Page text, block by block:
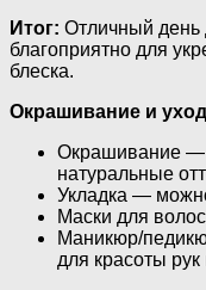
Итог: Отличный день
благоприятно для
блеска.
Окрашивание и
Окрашивание —
натуральные
Укладка —
Маски для
Маникюр/
для красоты рук